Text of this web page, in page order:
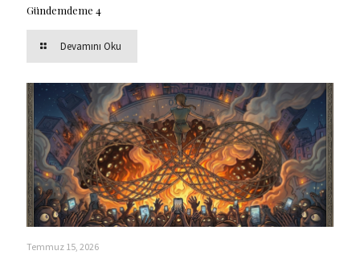
Gündemdeme 4
Devamını Oku
Temmuz 15, 2026